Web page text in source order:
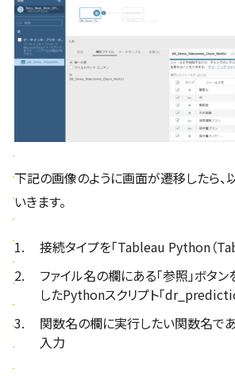
下記の画像のように画面が遷移したら、
いきます。
接続タイプを「Tableau Python（
ファイル名の欄にある「参照」ボタ
したPythonスクリプト「
関数名の欄に実行したい関数名で
入力